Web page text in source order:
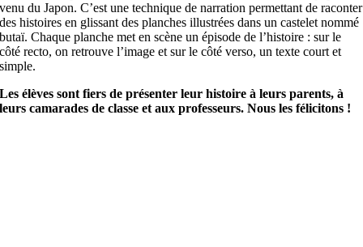
venu du Japon. C’est une technique de narration permettant de raconter
des histoires en glissant des planches illustrées dans un castelet nommé
butaï. Chaque planche met en scène un épisode de l’histoire : sur le
côté recto, on retrouve l’image et sur le côté verso, un texte court et
simple.
Les élèves sont fiers de présenter leur histoire à leurs parents, à
leurs camarades de classe et aux professeurs. Nous les félicitons !